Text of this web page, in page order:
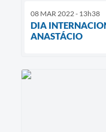
08 MAR 2022 - 13h38
DIA
ANASTÁCIO